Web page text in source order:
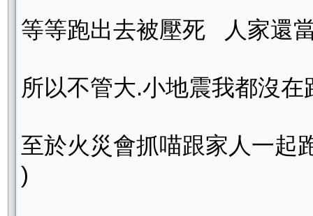
等等跑出去被壓死 人家還
所以不管大.小地震我都沒在
至於火災會抓喵跟家人一
)